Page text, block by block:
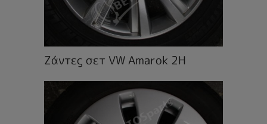
Ζάντες σετ VW Amarok 2H